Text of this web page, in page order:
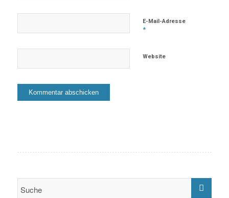
E-Mail-Adresse
*
Website